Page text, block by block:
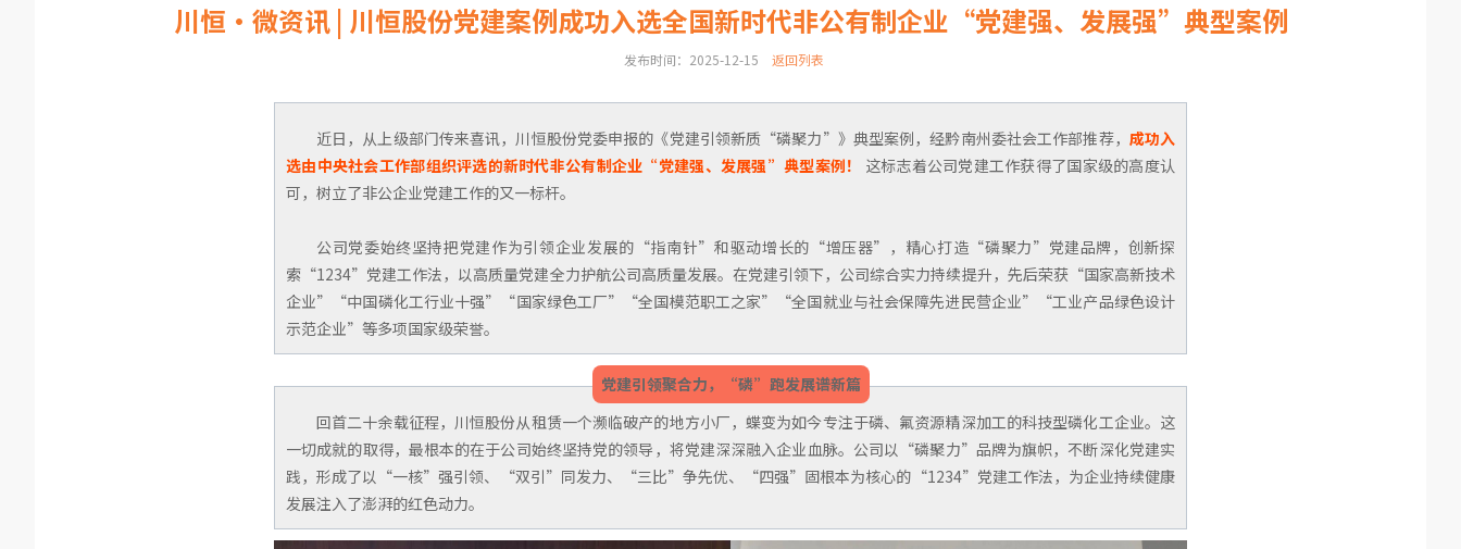
川恒·微资讯 | 川恒股份党建案例成功入选全国新时代非公有制企业“党建强、发展强”典型案例
发布时间：2025-12-15 返回列表
近日，从上级部门传来喜讯，川恒股份党委申报的《党建引领新质“磷聚力”》典型案例，经黔南州委社会工作部推荐， 成功入
选由中央社会工作部组织评选的新时代非公有制企业“党建强、发展强”典型案例！
这标志着公司党建工作获得了国家级的高度认
可，树立了非公企业党建工作的又一标杆。
公司党委始终坚持把党建作为引领企业发展的“指南针”和驱动增长的“增压器”，精心打造“磷聚力”党建品牌，创新探
索“1234”党建工作法，以高质量党建全力护航公司高质量发展。在党建引领下，公司综合实力持续提升，先后荣获“国家高新技术
企业”“中国磷化工行业十强”“国家绿色工厂”“全国模范职工之家”“全国就业与社会保障先进民营企业”“工业产品绿色设计
示范企业”等多项国家级荣誉。
党建引领聚合力，“磷”跑发展谱新篇
回首二十余载征程，川恒股份从租赁一个濒临破产的地方小厂，蝶变为如今专注于磷、氟资源精深加工的科技型磷化工企业。这
一切成就的取得，最根本的在于公司始终坚持党的领导，将党建深深融入企业血脉。公司以“磷聚力”品牌为旗帜，不断深化党建实
践，形成了以“一核”强引领、“双引”同发力、“三比”争先优、“四强”固根本为核心的“1234” 党建工作法，为企业持续健康
发展注入了澎湃的红色动力。